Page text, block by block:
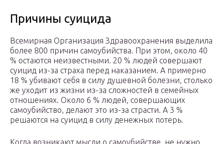
Причины суицида
Всемирная Организация Здравоохранения выделила
более 800 причин самоубийства. При этом, около 40
% остаются неизвестными. 20 % людей совершают
суицид из-за страха перед наказанием. А примерно
18 % убивают себя в силу душевной болезни, столько
же уходит из жизни из-за сложностей в семейных
отношениях. Около 6 % людей, совершающих
самоубийство, делают это из-за страсти. А 3 %
решаются на суицид в силу денежных потерь.
Когда возникают мысли о самоубийстве, не нужно